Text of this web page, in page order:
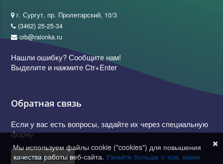
г. Сургут, пр. Пролетарский, 10/3
(3462) 25-25-34
crb@raionka.ru
Нашли ошибку? Сообщите нам!
Выделите и нажмите Ctr+Enter
Обратная связь
Если у вас есть вопросы, задайте их через специальную
форму
Написать нам
Мы используем файлы cookie ("cookies") для повышения
качества работы веб-сайта. Узнайте больше о том, какие